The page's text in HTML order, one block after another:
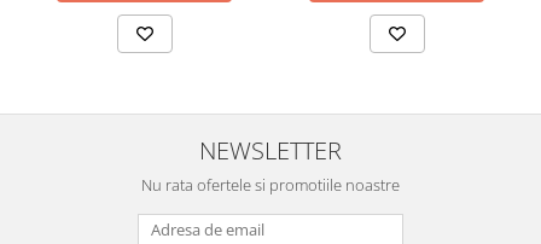
NEWSLETTER
Nu rata ofertele si promotiile noastre